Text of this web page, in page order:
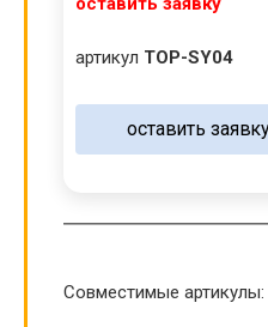
артикул TOP-SY04
оставить заявку
Совместимые артикулы: